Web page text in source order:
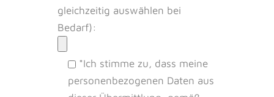
gleichzeitig auswählen bei
Bedarf):
*Ich stimme zu, dass meine
personenbezogenen Daten aus